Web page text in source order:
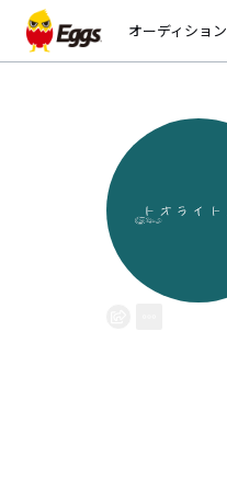
オーディション